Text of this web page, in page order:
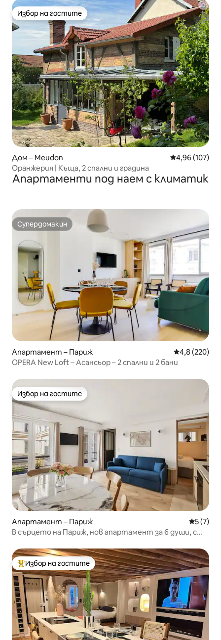
Избор на гостите
Избор на гостите
Дом – Meudon Средна
4,96 (107)
Оранжерия | Къща, 2 спални и градина
Апартаменти под наем с климатик
Супердомакин
Супердомакин
Апартамент – Париж Средна
4,8 (220)
OPERA New Loft – Асансьор – 2 спални и 2 бани
Избор на гостите
Избор на гостите
Апартамент – Париж Средна
5 (7)
В сърцето на Париж, нов апартамент за 6 души, с
Най-популярен избор на гостите
Избор на гостите